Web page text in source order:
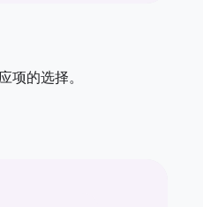
项的选择。